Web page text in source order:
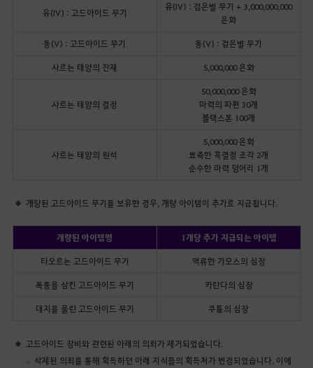
유(IV) : 고드아이드 무기
유(IV) : 검은별 무기 + 3,000,000,000
은화
동(V) : 고드아이드 무기 동(V) : 검은별 무기
사르는 태양의 잔재 5,000,000 은화
사르는 태양의 결정
50,000,000 은화
마력의 파편 30개
블랙스톤 100개
사르는 태양의 원석
5,000,000 은화
뾰족한 흑결정 조각 2개
순수한 마력 덩어리 1개
개량된 고드아이드 무기를 보유한 경우, 개량 아이템이 추가로 지급됩니다.
개량된 아이템명 1개당 추가 지급되는 아이템
타오르는 고드아이드 무기 역류한 가모스의 심장
폭풍을 삼킨 고드아이드 무기 카란다의 심장
대지를 울린 고드아이드 무기 쿠툼의 심장
고드아이드 장비와 관련된 아래의 의뢰가 제거되었습니다.
삭제된 의뢰를 통해 획득하던 아래 지식들의 획득처가 변경되었습니다. 이에